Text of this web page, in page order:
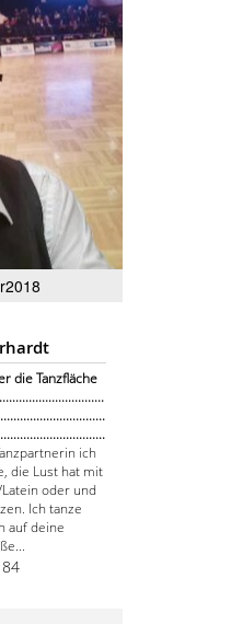
die Tanzfläche
ich
die Lust hat mit
oder und
Ich tanze
auf deine